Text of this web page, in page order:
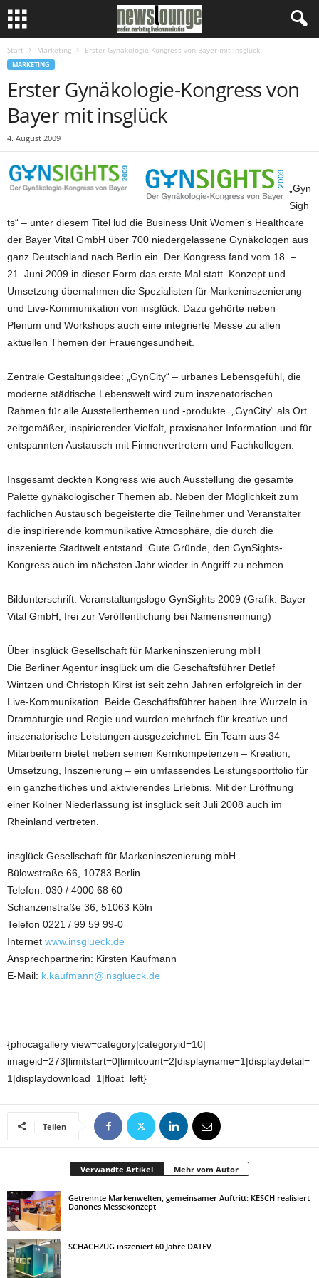
Start Marketing Erster Gynäkologie-Kongress von Bayer mit insglück
MARKETING
Erster Gynäkologie-Kongress von
Bayer mit insglück
4. August 2009
„Gyn
Sigh
ts“ – unter diesem Titel lud die Business Unit Women’s Healthcare
der Bayer Vital GmbH über 700 niedergelassene Gynäkologen aus
ganz Deutschland nach Berlin ein. Der Kongress fand vom 18. –
21. Juni 2009 in dieser Form das erste Mal statt. Konzept und
Umsetzung übernahmen die Spezialisten für Markeninszenierung
und Live-Kommunikation von insglück. Dazu gehörte neben
Plenum und Workshops auch eine integrierte Messe zu allen
aktuellen Themen der Frauengesundheit.
Zentrale Gestaltungsidee: „GynCity“ – urbanes Lebensgefühl, die
moderne städtische Lebenswelt wird zum inszenatorischen
Rahmen für alle Ausstellerthemen und -produkte. „GynCity“ als Ort
zeitgemäßer, inspirierender Vielfalt, praxisnaher Information und für
entspannten Austausch mit Firmenvertretern und Fachkollegen.
Insgesamt deckten Kongress wie auch Ausstellung die gesamte
Palette gynäkologischer Themen ab. Neben der Möglichkeit zum
fachlichen Austausch begeisterte die Teilnehmer und Veranstalter
die inspirierende kommunikative Atmosphäre, die durch die
inszenierte Stadtwelt entstand. Gute Gründe, den GynSights-
Kongress auch im nächsten Jahr wieder in Angriff zu nehmen.
Bildunterschrift: Veranstaltungslogo GynSights 2009 (Grafik: Bayer
Vital GmbH, frei zur Veröffentlichung bei Namensnennung)
Über insglück Gesellschaft für Markeninszenierung mbH
Die Berliner Agentur insglück um die Geschäftsführer Detlef
Wintzen und Christoph Kirst ist seit zehn Jahren erfolgreich in der
Live-Kommunikation. Beide Geschäftsführer haben ihre Wurzeln in
Dramaturgie und Regie und wurden mehrfach für kreative und
inszenatorische Leistungen ausgezeichnet. Ein Team aus 34
Mitarbeitern bietet neben seinen Kernkompetenzen – Kreation,
Umsetzung, Inszenierung – ein umfassendes Leistungsportfolio für
ein ganzheitliches und aktivierendes Erlebnis. Mit der Eröffnung
einer Kölner Niederlassung ist insglück seit Juli 2008 auch im
Rheinland vertreten.
insglück Gesellschaft für Markeninszenierung mbH
Bülowstraße 66, 10783 Berlin
Telefon: 030 / 4000 68 60
Schanzenstraße 36, 51063 Köln
Telefon 0221 / 99 59 99-0
Internet www.insglueck.de
Ansprechpartnerin: Kirsten Kaufmann
E-Mail: k.kaufmann@insglueck.de
{phocagallery view=category|categoryid=10|
imageid=273|limitstart=0|limitcount=2|displayname=1|displaydetail=
1|displaydownload=1|float=left}
Teilen
Verwandte Artikel Mehr vom Autor
Getrennte Markenwelten, gemeinsamer Auftritt: KESCH realisiert
Danones Messekonzept
SCHACHZUG inszeniert 60 Jahre DATEV